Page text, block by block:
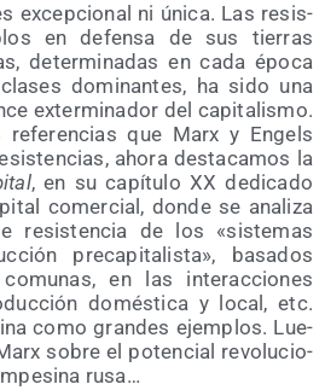
excep­cio­nal ni úni­ca. Las resis­
en defen­sa de sus tie­rras
deter­mi­na­das en cada épo­ca
domi­nan­tes, ha sido una
exter­mi­na­dor del capi­ta­lis­mo.
que Marx y Engels
aho­ra des­ta­ca­mos la
, en su capí­tu­lo XX dedi­ca­do
comer­cial, don­de se ana­li­za
resis­ten­cia de los «sis­te­mas
pre­ca­pi­ta­lis­ta», basa­dos
en las inter­ac­cio­nes
domés­ti­ca y local, etc.
como gran­des ejem­plos. Lue­
sobre el poten­cial revo­lu­cio­
rusa…